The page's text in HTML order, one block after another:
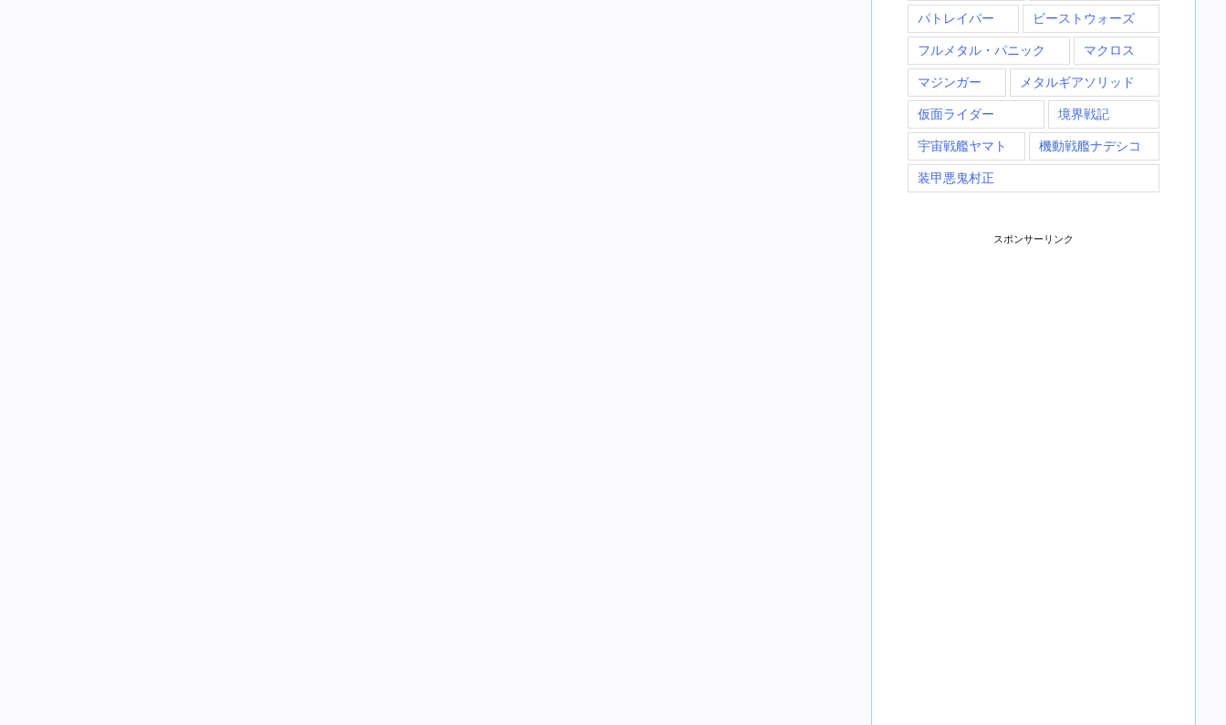
パトレイバー ビーストウォーズ
フルメタル・パニック マクロス
マジンガー メタルギアソリッド
仮面ライダー 境界戦記
宇宙戦艦ヤマト 機動戦艦ナデシコ
装甲悪鬼村正
スポンサーリンク